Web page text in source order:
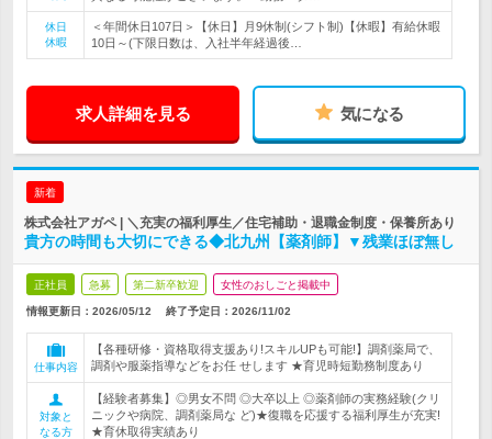
休日
休暇
＜年間休日107日＞【休日】月9休制(シフト制)【休暇】有給休暇
10日～(下限日数は、入社半年経過後…
求人詳細を見る 気になる
新着
株式会社アガペ | ＼充実の福利厚生／住宅補助・退職金制度・保養所あり
貴方の時間も大切にできる◆北九州【薬剤師】▼残業ほぼ無し
正社員 急募 第二新卒歓迎 女性のおしごと掲載中
情報更新日：2026/05/12 終了予定日： 2026/11/02
仕事内容
【各種研修・資格取得支援あり!スキルUPも可能!】調剤薬局で、
調剤や服薬指導などをお任 せします ★育児時短勤務制度あり
対象と
なる方
【経験者募集】◎男女不問 ◎大卒以上 ◎薬剤師の実務経験(クリ
ニックや病院、調剤薬局な ど)★復職を応援する福利厚生が充実!
★育休取得実績あり